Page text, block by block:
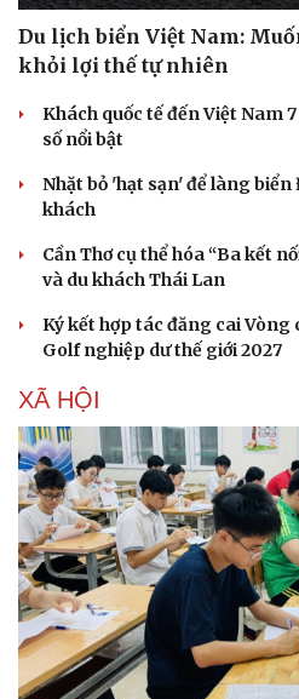
Văn hóa
Du lịch biển Việt Nam:
khỏi lợi thế tự nhiên
Khách quốc tế đến Việt Nam
số nổi bật
Nhặt bỏ 'hạt sạn' để làng
khách
Cần Thơ cụ thể hóa “Ba kết
và du khách Thái Lan
Ký kết hợp tác đăng cai
Golf nghiệp dư thế giới 2027
XÃ HỘI